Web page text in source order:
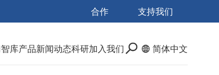
合作 支持我们
智库产品新闻动态科研加入我们 简体中文